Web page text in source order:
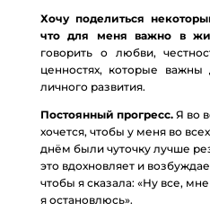
Хочу поделиться
что для меня важно в
говорить о любви,
ценностях, которые
личного развития.
Постоянный прогресс.Я во
хочется, чтобы у меня во
днём были чуточку лучше
это вдохновляет и
чтобы я сказала: «Ну все,
я остановлюсь».